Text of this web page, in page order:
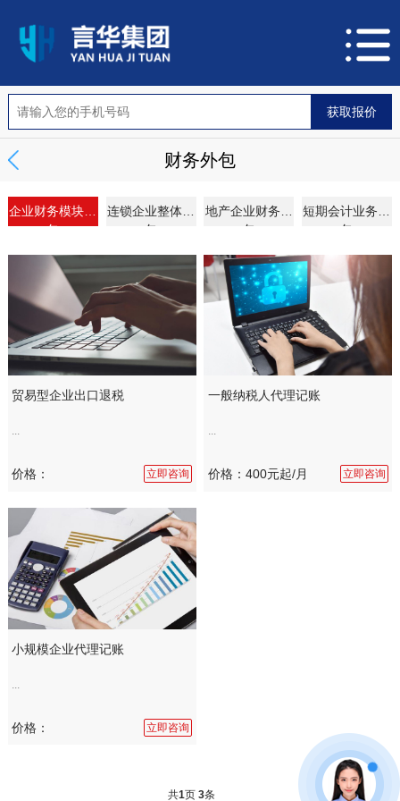
财务外包
企业财务模块外
包
连锁企业整体外
包
地产企业财务外
包
短期会计业务外
包
贸易型企业出口退税
...
价格： 立即咨询
一般纳税人代理记账
...
价格：400元起/月 立即咨询
小规模企业代理记账
价格： 立即咨询
共1页 3条